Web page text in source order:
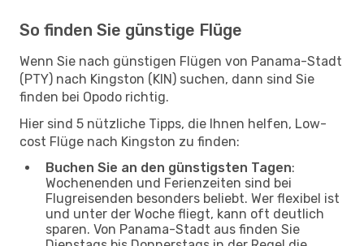
So finden Sie günstige Flüge
Wenn Sie nach günstigen Flügen von Panama-Stadt
(PTY) nach Kingston (KIN) suchen, dann sind Sie
finden bei Opodo richtig.
Hier sind 5 nützliche Tipps, die Ihnen helfen, Low-
cost Flüge nach Kingston zu finden:
Buchen Sie an den günstigsten Tagen:
Wochenenden und Ferienzeiten sind bei
Flugreisenden besonders beliebt. Wer flexibel ist
und unter der Woche fliegt, kann oft deutlich
sparen. Von Panama-Stadt aus finden Sie